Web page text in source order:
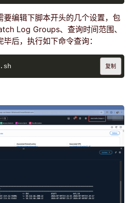
要编辑下脚本开头的几个设置，包
Log Groups、查询时间范围、
后，执行如下命令查询：
复制